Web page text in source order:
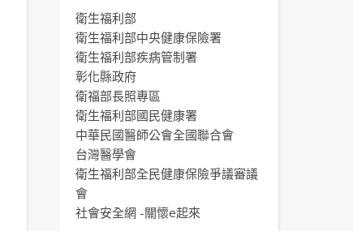
衛生福利部
衛生福利部中央健康保險署
衛生福利部疾病管制署
彰化縣政府
衛福部長照專區
衛生福利部國民健康署
中華民國醫師公會全國聯合會
台灣醫學會
衛生福利部全民健康保險爭議審議
會
社會安全網 -關懷e起來